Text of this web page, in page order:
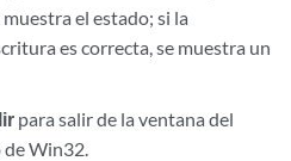
el estado; si la
es correcta, se muestra un
para salir de la ventana del
de Win32.